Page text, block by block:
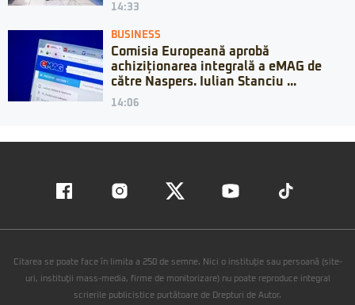
14:33
BUSINESS
Comisia Europeană aprobă
achiziționarea integrală a eMAG de
către Naspers. Iulian Stanciu ...
14:06
Citarea se poate face în limita a 250 de semne. Nici o instituţie sau persoană (site-
uri, instituţii mass-media, firme de monitorizare) nu poate reproduce integral
scrierile publicistice purtătoare de Drepturi de Autor.